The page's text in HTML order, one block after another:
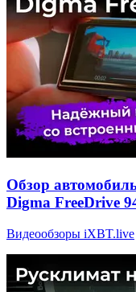
Обзор
Digma FreeDrive
Видеообзоры iXBT.live